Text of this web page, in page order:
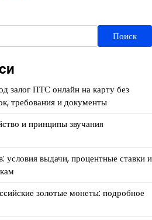
Поиск
залог ПТС онлайн на карту без
требования и документы
и принципы звучания
условия выдачи, процентные ставки и
золотые монеты: подробное